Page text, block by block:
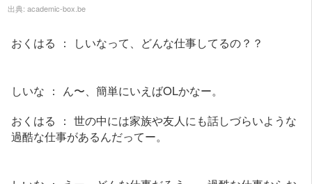
出典: academic-box.be
おくはる ： しいなって、どんな仕事してるの？？
しいな ： ん〜、簡単にいえばOLかなー。
おくはる ： 世の中には家族や友人にも話しづらいような
過酷な仕事があるんだってー。